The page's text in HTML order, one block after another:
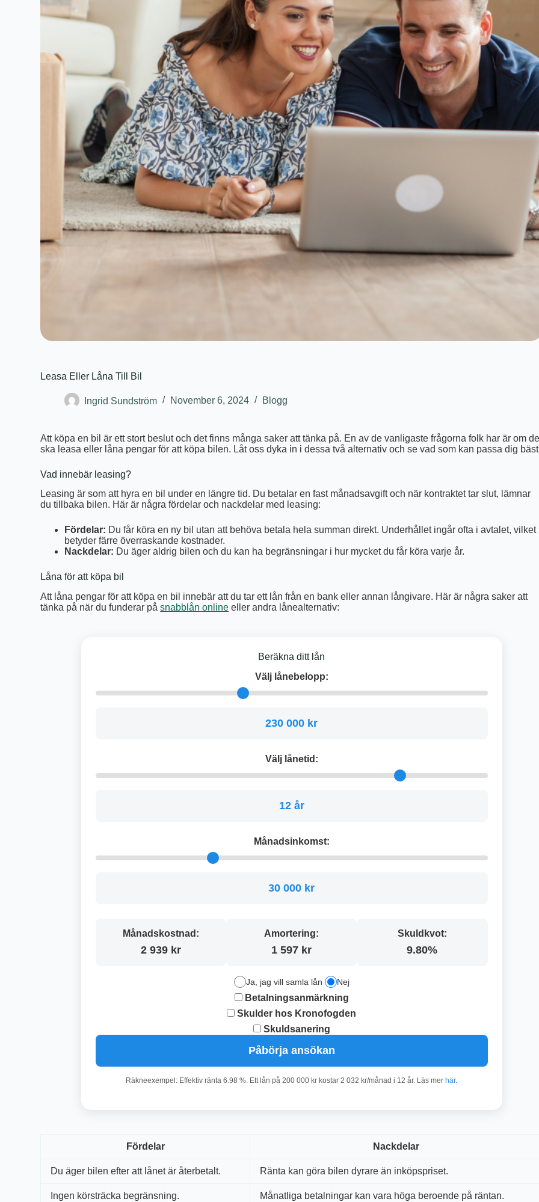
Leasa Eller Låna Till Bil
Ingrid Sundström November 6, 2024 Blogg
Att köpa en bil är ett stort beslut och det finns många saker att tänka på. En av de vanligaste frågorna folk har är om
ska leasa eller låna pengar för att köpa bilen. Låt oss dyka in i dessa två alternativ och se vad som kan passa dig
Vad innebär leasing?
Leasing är som att hyra en bil under en längre tid. Du betalar en fast månadsavgift och när kontraktet tar slut, lämnar
du tillbaka bilen. Här är några fördelar och nackdelar med leasing:
Fördelar: Du får köra en ny bil utan att behöva betala hela summan direkt. Underhållet ingår ofta i avtalet, vilket
betyder färre överraskande kostnader.
Nackdelar: Du äger aldrig bilen och du kan ha begränsningar i hur mycket du får köra varje år.
Låna för att köpa bil
Att låna pengar för att köpa en bil innebär att du tar ett lån från en bank eller annan långivare. Här är några saker att
tänka på när du funderar påsnabblån online eller andra lånealternativ:
Beräkna ditt lån
Välj lånebelopp:
230 000 kr
Välj lånetid:
12 år
Månadsinkomst:
30 000 kr
Månadskostnad:
2 939 kr
Amortering:
1 597 kr
Skuldkvot:
9.80%
Ja, jag vill samla lån Nej
Betalningsanmärkning
Skulder hos Kronofogden
Skuldsanering
Påbörja ansökan
Räkneexempel: Effektiv ränta 6.98 %. Ett lån på 200 000 kr kostar 2 032 kr/månad i 12 år. Läs mer här.
Fördelar Nackdelar
Du äger bilen efter att lånet är återbetalt. Ränta kan göra bilen dyrare än inköpspriset.
Ingen körsträcka begränsning.
Månatliga betalningar kan vara höga beroende på räntan.